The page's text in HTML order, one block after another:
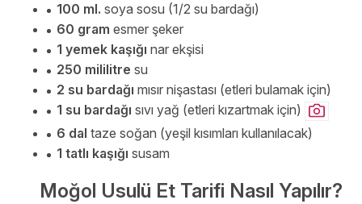
100 ml. soya sosu (1/2 su bardağı)
60 gram esmer şeker
1 yemek kaşığı nar ekşisi
250 mililitre su
2 su bardağı mısır nişastası (etleri bulamak için)
1 su bardağı sıvı yağ (etleri kızartmak için)
6 dal taze soğan (yeşil kısımları kullanılacak)
1 tatlı kaşığı susam
Moğol Usulü Et Tarifi Nasıl Yapılır?